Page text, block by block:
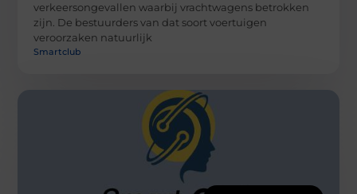
verkeersongevallen waarbij vrachtwagens betrokken
zijn. De bestuurders van dat soort voertuigen
veroorzaken natuurlijk
Smartclub